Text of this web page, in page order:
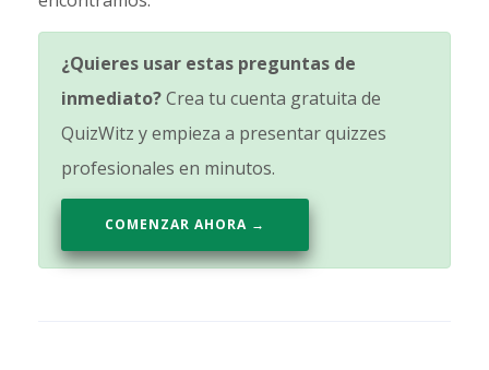
¿Quieres usar estas preguntas de
inmediato?Crea tu cuenta gratuita de
QuizWitz y empieza a presentar quizzes
profesionales en minutos.
COMENZAR AHORA →